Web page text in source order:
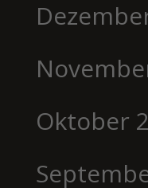
Oktober